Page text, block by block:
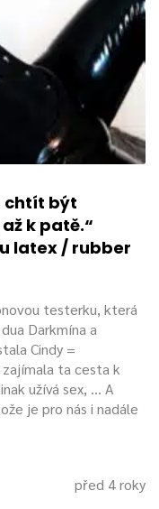
chtít být
k patě.“
latex / rubber
testerku, která
Darkmína a
Cindy =
ta cesta k
užívá sex, ... A
je pro nás i nadále
před 4 roky